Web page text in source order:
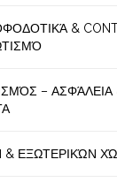
&
– ΑΣΦΆΛΕΙΑ
& ΕΞΩΤΕΡΙΚΏΝ